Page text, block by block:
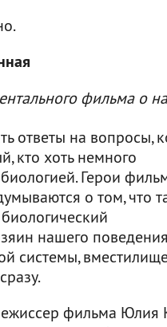
фильма о
ответы на вопросы,
кто хоть немного
Герои
о том, что
нашего
системы,
фильма Юлия